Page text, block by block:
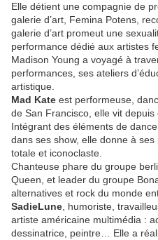
Elle détient une compagnie de
galerie d’art, Femina Potens,
galerie d’art promeut une
performance dédié aux artistes
Madison Young a voyagé à
performances, ses ateliers
artistique.
Mad Kate est performeuse,
de San Francisco, elle vit
Intégrant des éléments de
dans ses show, elle donne à
totale et iconoclaste.
Chanteuse phare du groupe
Queen, et leader du groupe
alternatives et rock du monde
SadieLune , humoriste,
artiste américaine multimédia :
dessinatrice, peintre… Elle a